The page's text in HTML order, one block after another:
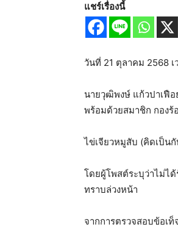
แชร์เรื่องนี้
วันที่ 21 ตุลาคม 2568 เ
นายวุฒิพงษ์ แก้วปาเฟื
พร้อมด้วยสมาชิก กองร้
ไข่เจียวหมูสับ (คิดเป็น
โดยผู้โพสต์ระบุว่าไม่ได้
ทราบล่วงหน้า
จากการตรวจสอบข้อเ